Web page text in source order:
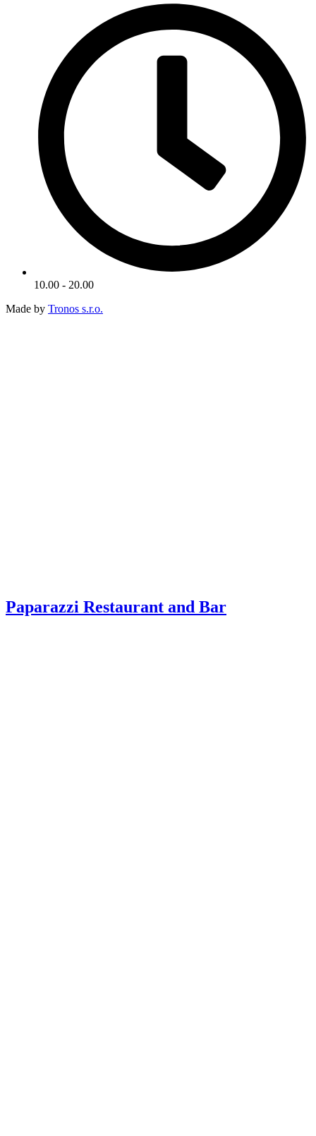
10.00 - 20.00
Made by Tronos s.r.o.
Paparazzi Restaurant and Bar